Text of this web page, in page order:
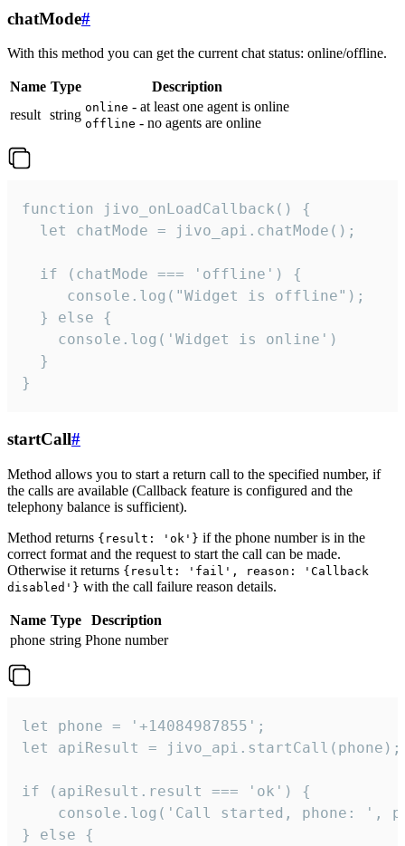
chatMode#
With this method you can get the current chat status: online/offline.
Name Type
Description
result string online - at least one agent is online
offline - no agents are online
function jivo_onLoadCallback() {
  let chatMode = jivo_api.chatMode();
  if (chatMode === 'offline') {
     console.log("Widget is offline");
  } else {
    console.log('Widget is online')
  }
}
startCall#
Method allows you to start a return call to the specified number, if
the calls are available (Callback feature is configured and the
telephony balance is sufficient).
Method returns {result: 'ok'} if the phone number is in the
correct format and the request to start the call can be made.
Otherwise it returns {result: 'fail', reason: 'Callback
disabled'} with the call failure reason details.
Name Type
Description
phone string Phone number
let phone = '+14084987855';
let apiResult = jivo_api.startCall(phone);
if (apiResult.result === 'ok') {
console.log('Call started, phone: ',
} else {